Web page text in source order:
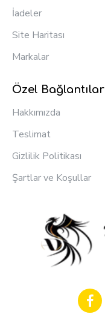
İadeler
Site Haritası
Markalar
Özel Bağlantılar
Hakkımızda
Teslimat
Gizlilik Politikası
Şartlar ve Koşullar